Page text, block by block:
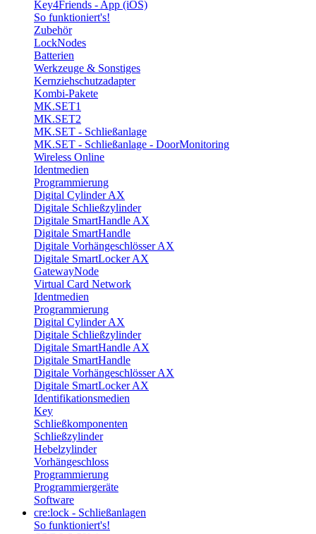
Key4Friends - App (iOS)
So funktioniert's!
Zubehör
LockNodes
Batterien
Werkzeuge & Sonstiges
Kernziehschutzadapter
Kombi-Pakete
MK.SET1
MK.SET2
MK.SET - Schließanlage
MK.SET - Schließanlage - DoorMonitoring
Wireless Online
Identmedien
Programmierung
Digital Cylinder AX
Digitale Schließzylinder
Digitale SmartHandle AX
Digitale SmartHandle
Digitale Vorhängeschlösser AX
Digitale SmartLocker AX
GatewayNode
Virtual Card Network
Identmedien
Programmierung
Digital Cylinder AX
Digitale Schließzylinder
Digitale SmartHandle AX
Digitale SmartHandle
Digitale Vorhängeschlösser AX
Digitale SmartLocker AX
Identifikationsmedien
Key
Schließkomponenten
Schließzylinder
Hebelzylinder
Vorhängeschloss
Programmierung
Programmiergeräte
Software
cre:lock - Schließanlagen
So funktioniert's!